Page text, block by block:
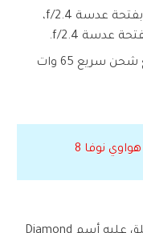
كاميرا أمامية بدقة 32 ميجابكسل بفتحة عدسة f/2.4،
بطارية بسعة 4020 مللي أمبير مع شحن سريع 65 وات
هواوي نوفا 8